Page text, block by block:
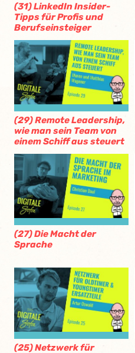
(31) LinkedIn Insider-
Tipps für Profis und
Berufseinsteiger
(29) Remote Leadership,
wie man sein Team von
einem Schiff aus steuert
(27) Die Macht der
Sprache
(25) Netzwerk für